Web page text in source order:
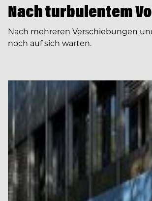
Nach turbulentem
Nach mehreren Verschiebungen
noch auf sich warten.